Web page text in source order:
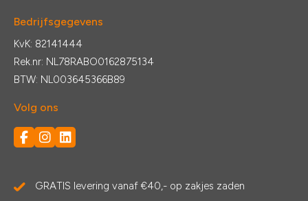
Bedrijfsgegevens
KvK: 82141444
Rek.nr: NL78RABO0162875134
BTW: NL003645366B89
Volg ons
GRATIS levering vanaf €40,- op zakjes zaden